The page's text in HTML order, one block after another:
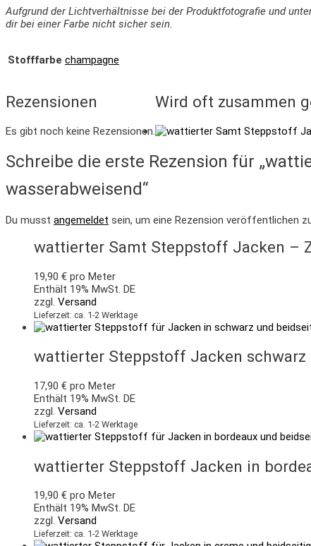
Aufgrund der Lichtverhältnisse bei der Produktfotografie und
dir bei einer Farbe nicht sicher sein.
Stofffarbe champagne
Rezensionen
Es gibt noch keine Rezensionen.
Schreibe die erste Rezension für
wasserabweisend“
Du musst angemeldet sein, um eine Rezension veröffentlichen
Wird oft zusammen
wattierter Samt Steppstoff Jacken –
19,90 € pro Meter
Enthält 19% MwSt. DE
zzgl. Versand
Lieferzeit: ca. 1-2 Werktage
wattierter Steppstoff Jacken
17,90 € pro Meter
Enthält 19% MwSt. DE
zzgl. Versand
Lieferzeit: ca. 1-2 Werktage
wattierter Steppstoff Jacken in
19,90 € pro Meter
Enthält 19% MwSt. DE
zzgl. Versand
Lieferzeit: ca. 1-2 Werktage